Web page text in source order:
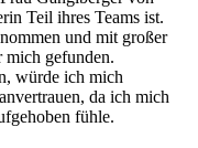
Teil ihres Teams ist.
und mit großer
mich gefunden.
würde ich mich
da ich mich
fühle.